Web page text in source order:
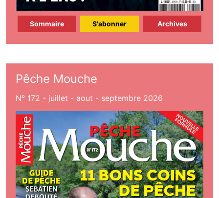
Sommaire S'abonner Archives
Pêche Mouche
N° 172 - juillet - aout - septembre 2026